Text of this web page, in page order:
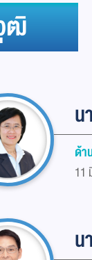
ฒิ
น
ด้า
11
น